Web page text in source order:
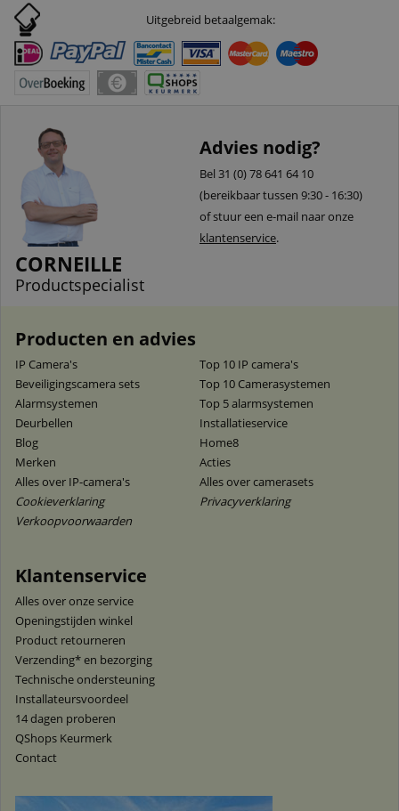
Uitgebreid betaalgemak:
CORNEILLE
Productspecialist
Advies nodig?
Bel 31 (0) 78 641 64 10
(bereikbaar tussen 9:30 - 16:30)
of stuur een e-mail naar onze
klantenservice.
Producten en advies
IP Camera's
Top 10 IP camera's
Beveiligingscamera sets
Top 10 Camerasystemen
Alarmsystemen
Top 5 alarmsystemen
Deurbellen
Installatieservice
Blog
Home8
Merken
Acties
Alles over IP-camera's
Alles over camerasets
Cookieverklaring
Privacyverklaring
Verkoopvoorwaarden
Klantenservice
Alles over onze service
Openingstijden winkel
Product retourneren
Verzending* en bezorging
Technische ondersteuning
Installateursvoordeel
14 dagen proberen
QShops Keurmerk
Contact